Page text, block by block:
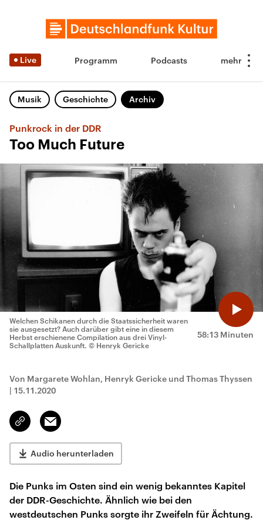
Live Programm Podcasts
Musik Geschichte Archiv
Punkrock in der DDR
Too Much Future
58:13 Minuten
Welchen Schikanen durch die Staatssicherheit waren
sie ausgesetzt? Auch darüber gibt eine in diesem
Herbst erschienene Compilation aus drei Vinyl-
Schallplatten Auskunft. © Henryk Gericke
Von Margarete Wohlan, Henryk Gericke und Thomas Thyssen
| 15.11.2020
Link
kopieren/teilen
Email
Audio herunterladen
Die Punks im Osten sind ein wenig bekanntes Kapitel
der DDR-Geschichte. Ähnlich wie bei den
westdeutschen Punks sorgte ihr Zweifeln für Ächtung.